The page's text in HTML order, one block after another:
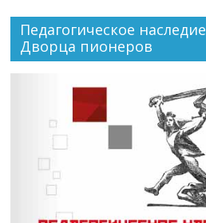
Педагогическое
Дворца пионеров